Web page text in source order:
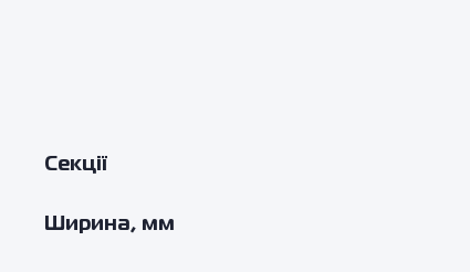
Секції
Ширина, мм